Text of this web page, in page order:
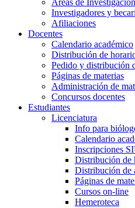
Investigadores y
Afiliaciones
Docentes
Calendario académico
Distribución de
Pedido y distribución
Páginas de materias
Administración de
Concursos docentes
Estudiantes
Licenciatura
Info para
Calendario
Inscripciones
Distribución de
Distribución de
Páginas de
Cursos on-line
Hemeroteca